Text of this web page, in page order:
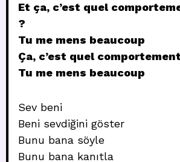
Et ça, c’est quel
?
Tu me mens beaucoup
Ça, c’est quel
Tu me mens beaucoup
Sev beni
Beni sevdiğini göster
Bunu bana söyle
Bunu bana kanıtla